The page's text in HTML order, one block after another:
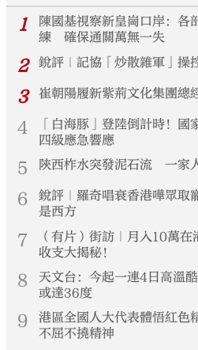
1
陳國基視察新皇崗口岸：各
練 確保通關萬無一失
2 銳評｜記協「炒散雜軍」操
3 崔朝陽履新紫荊文化集團總
4
「白海豚」登陸倒計時！
四級應急響應
5 陝西柞水突發泥石流 一家
6
銳評｜羅奇唱衰香港嘩眾
是西方
7
（有片）街訪｜月入10萬
收支大揭秘！
8
天文台：今起一連4日高溫
或達36度
9
港區全國人大代表體悟紅
不屈不撓精神